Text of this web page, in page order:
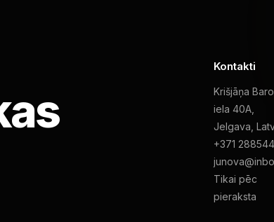
Kontakti
Krišjāņa
iela 40A,
Jelgava,
+371
Tikai pēc
pieraksta